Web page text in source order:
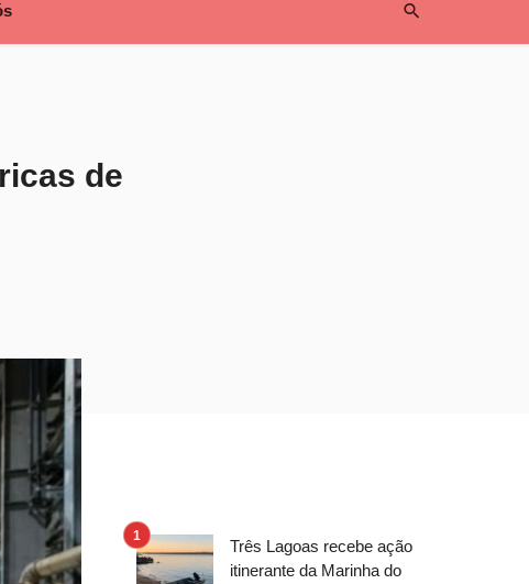
de
Três Lagoas recebe ação
itinerante da Marinha do